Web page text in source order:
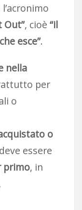
l’acronimo
Out”, cioè “il
esce”.
nella
per
o
o
essere
primo, in